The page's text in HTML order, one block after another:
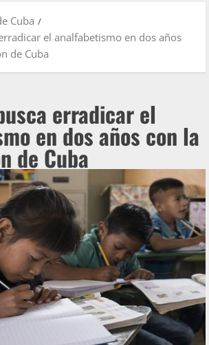
Cuba
el analfabetismo en dos años
de Cuba
erradicar el
en dos años con la
de Cuba